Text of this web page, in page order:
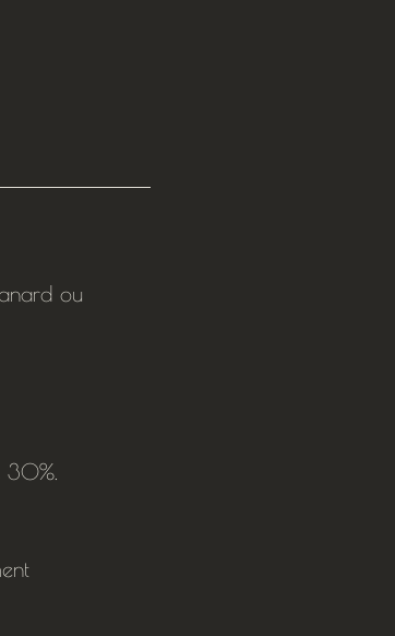
ou
30%.